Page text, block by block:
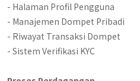
- Halaman Profil Pengguna
- Manajemen Dompet Pribadi
- Riwayat Transaksi Dompet
- Sistem Verifikasi KYC